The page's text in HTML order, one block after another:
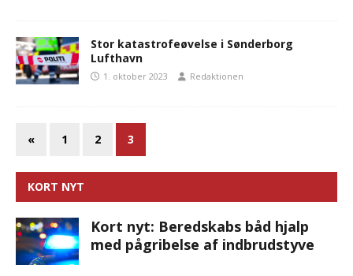
Stor katastrofeøvelse i Sønderborg
Lufthavn
1. oktober 2023 Redaktionen
« 1 2 3
KORT NYT
Kort nyt: Beredskabs båd hjalp
med pågribelse af indbrudstyve